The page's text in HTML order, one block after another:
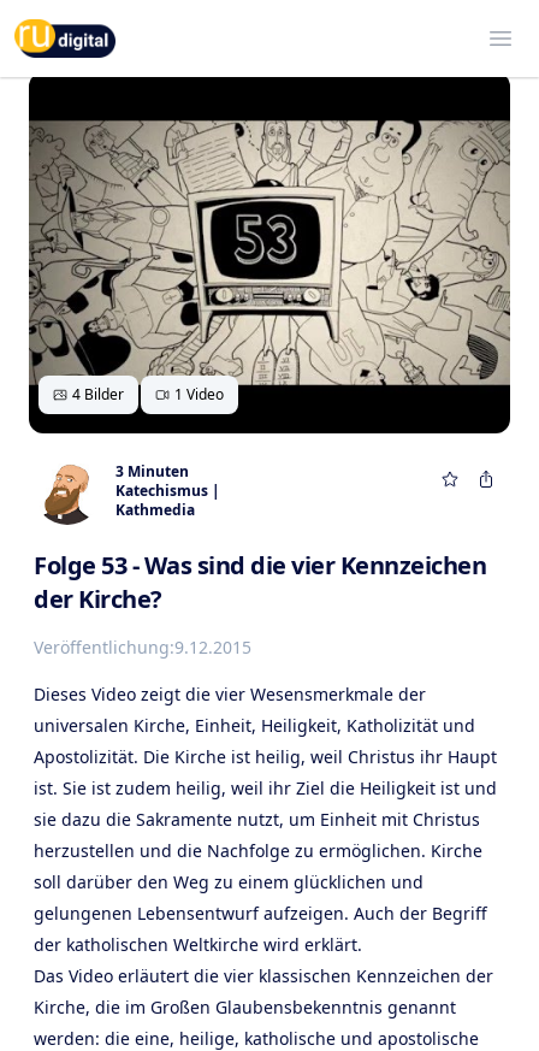
RU-digital
4 Bilder 1 Video
3 Minuten
Katechismus |
Kathmedia
Folge 53 - Was sind die vier Kennzeichen
der Kirche?
Veröffentlichung:9.12.2015
Dieses Video zeigt die vier Wesensmerkmale der
universalen Kirche, Einheit, Heiligkeit, Katholizität und
Apostolizität. Die Kirche ist heilig, weil Christus ihr Haupt
ist. Sie ist zudem heilig, weil ihr Ziel die Heiligkeit ist und
sie dazu die Sakramente nutzt, um Einheit mit Christus
herzustellen und die Nachfolge zu ermöglichen. Kirche
soll darüber den Weg zu einem glücklichen und
gelungenen Lebensentwurf aufzeigen. Auch der Begriff
der katholischen Weltkirche wird erklärt.
Das Video erläutert die vier klassischen Kennzeichen der
Kirche, die im Großen Glaubensbekenntnis genannt
werden: die eine, heilige, katholische und apostolische